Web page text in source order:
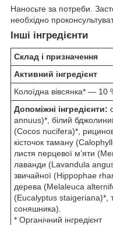
Наносьте за потреби.
необхідно
Інші інгредієнти
Склад і призначення
Активний інгредієнт
Колоїдна вівсянка* — 10
Допоміжні інгредієнти:
annuus)*, білий
(Cocos nucifera)*,
кісточок таману
листя перцевої м’яти
лаванди (Lavandula
звичайної (Hippophae
дерева (Melaleuca
(Eucalyptus staigeriana)*,
соняшника).
* Органічний інгредієнт